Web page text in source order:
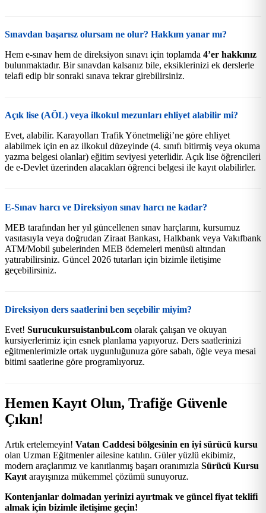
Sınavdan başarısz olursam ne olur? Hakkım yanar mı?
Hem e-sınav hem de direksiyon sınavı için toplamda 4’er hakkınız
bulunmaktadır. Bir sınavdan kalsanız bile, eksiklerinizi ek derslerle
telafi edip bir sonraki sınava tekrar girebilirsiniz.
Açık lise (AÖL) veya ilkokul mezunları ehliyet alabilir mi?
Evet, alabilir. Karayolları Trafik Yönetmeliği’ne göre ehliyet
alabilmek için en az ilkokul düzeyinde (4. sınıfı bitirmiş veya okuma
yazma belgesi olanlar) eğitim seviyesi yeterlidir. Açık lise öğrencileri
de e-Devlet üzerinden alacakları öğrenci belgesi ile kayıt olabilirler.
E-Sınav harcı ve Direksiyon sınav harcı ne kadar?
MEB tarafından her yıl güncellenen sınav harçlarını, kursumuz
vasıtasıyla veya doğrudan Ziraat Bankası, Halkbank veya Vakıfbank
ATM/Mobil şubelerinden MEB ödemeleri menüsü altından
yatırabilirsiniz. Güncel 2026 tutarları için bizimle iletişime
geçebilirsiniz.
Direksiyon ders saatlerini ben seçebilir miyim?
Evet! Surucukursuistanbul.com olarak çalışan ve okuyan
kursiyerlerimiz için esnek planlama yapıyoruz. Ders saatlerinizi
eğitmenlerimizle ortak uygunluğunuza göre sabah, öğle veya mesai
bitimi saatlerine göre programlıyoruz.
Hemen Kayıt Olun, Trafiğe Güvenle
Çıkın!
Artık ertelemeyin! Vatan Caddesi bölgesinin en iyi sürücü kursu
olan Uzman Eğitmenler ailesine katılın. Güler yüzlü ekibimiz,
modern araçlarımız ve kanıtlanmış başarı oranımızla Sürücü Kursu
Kayıt arayışınıza mükemmel çözümü sunuyoruz.
Kontenjanlar dolmadan yerinizi ayırtmak ve güncel fiyat teklifi
almak için bizimle iletişime geçin!